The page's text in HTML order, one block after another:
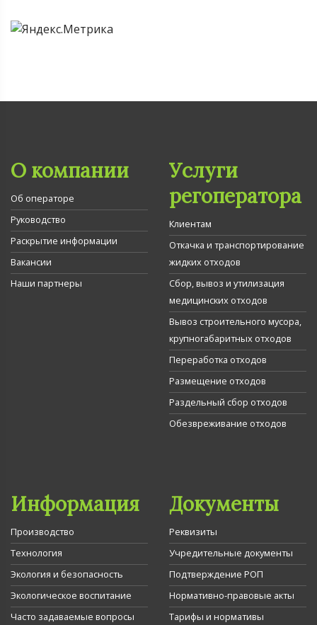
О компании
Об операторе
Руководство
Раскрытие информации
Вакансии
Наши партнеры
Услуги
регоператора
Клиентам
Откачка и транспортирование
жидких отходов
Сбор, вывоз и утилизация
медицинских отходов
Вывоз строительного мусора,
крупногабаритных отходов
Переработка отходов
Размещение отходов
Раздельный сбор отходов
Обезвреживание отходов
Информация
Производство
Технология
Экология и безопасность
Экологическое воспитание
Часто задаваемые вопросы
Документы
Реквизиты
Учредительные документы
Подтверждение РОП
Нормативно-правовые акты
Тарифы и нормативы